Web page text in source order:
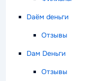
Dаём dеньги
Отзывы
Dам Dеньги
Отзывы